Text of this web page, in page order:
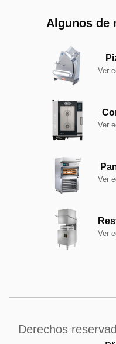
Algunos de
Ver
Ver
Ver
Ver
Derechos